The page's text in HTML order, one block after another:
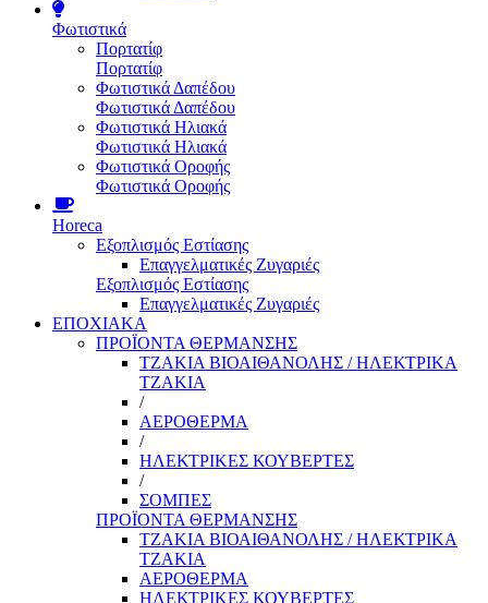
Φωτιστικά
Πορτατίφ
Πορτατίφ
Φωτιστικά Δαπέδου
Φωτιστικά Δαπέδου
Φωτιστικά Ηλιακά
Φωτιστικά Ηλιακά
Φωτιστικά Οροφής
Φωτιστικά Οροφής
Horeca
Εξοπλισμός Εστίασης
Επαγγελματικές Ζυγαριές
Εξοπλισμός Εστίασης
Επαγγελματικές Ζυγαριές
ΕΠΟΧΙΑΚΑ
ΠΡΟΪΟΝΤΑ ΘΕΡΜΑΝΣΗΣ
ΤΖΑΚΙΑ ΒΙΟΑΙΘΑΝΟΛΗΣ / ΗΛΕΚΤΡΙΚΑ
ΤΖΑΚΙΑ
/
ΑΕΡΟΘΕΡΜΑ
/
ΗΛΕΚΤΡΙΚΕΣ ΚΟΥΒΕΡΤΕΣ
/
ΣΟΜΠΕΣ
ΠΡΟΪΟΝΤΑ ΘΕΡΜΑΝΣΗΣ
ΤΖΑΚΙΑ ΒΙΟΑΙΘΑΝΟΛΗΣ / ΗΛΕΚΤΡΙΚΑ
ΤΖΑΚΙΑ
ΑΕΡΟΘΕΡΜΑ
ΗΛΕΚΤΡΙΚΕΣ ΚΟΥΒΕΡΤΕΣ